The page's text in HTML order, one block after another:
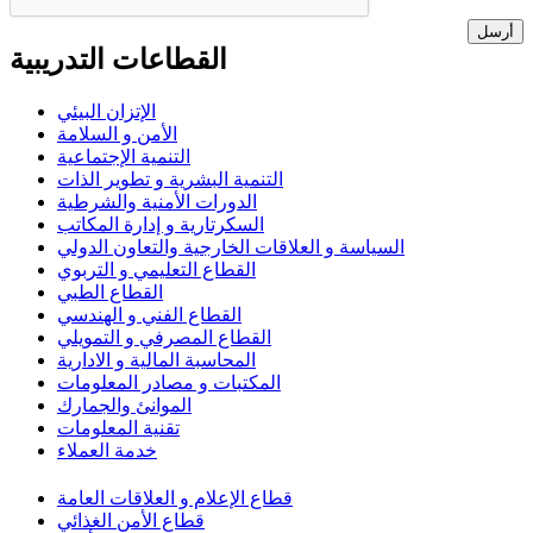
أرسل
القطاعات التدريبية
الإتزان البيئي
الأمن و السلامة
التنمية الإجتماعية
التنمية البشرية و تطوير الذات
الدورات الأمنية والشرطية
السكرتارية و إدارة المكاتب
السياسة و العلاقات الخارجية والتعاون الدولي
القطاع التعليمي و التربوي
القطاع الطبي
القطاع الفني و الهندسي
القطاع المصرفي و التمويلي
المحاسبة المالية و الادارية
المكتبات و مصادر المعلومات
الموانئ والجمارك
تقنية المعلومات
خدمة العملاء
قطاع الإعلام و العلاقات العامة
قطاع الأمن الغذائي